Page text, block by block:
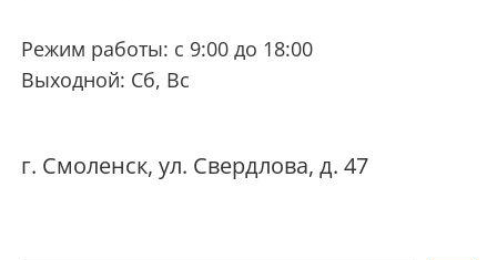
Режим работы: с 9:00 до 18:00
Выходной: Сб, Вс
г. Смоленск, ул. Свердлова, д. 47